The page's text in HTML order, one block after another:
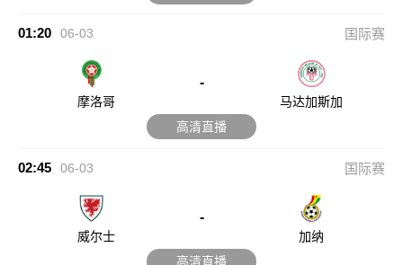
01:20 06-03 国际赛
摩洛哥
-
马达加斯加
高清直播
02:45 06-03 国际赛
威尔士
-
加纳
高清直播